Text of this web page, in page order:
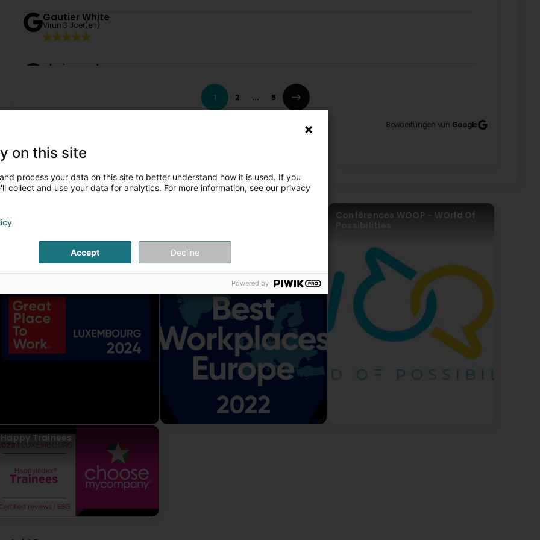
Gautier White
Virun 3 Joer(en)
alexis gandar
1 2 ... 5
Bewäertungen vun Google
Artikelen
LUXEMBOURG
Conférences WOOP - WOrld Of
Happy Trainees
on this site
process your data on this site to better understand how it is used. If you
collect and use your data for analytics. For more information, see our privacy
Accept Decline
Powered by